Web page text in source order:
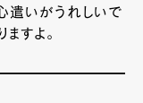
遣いがうれしいで
すよ。